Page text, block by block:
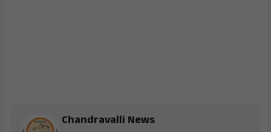
Chandravalli News